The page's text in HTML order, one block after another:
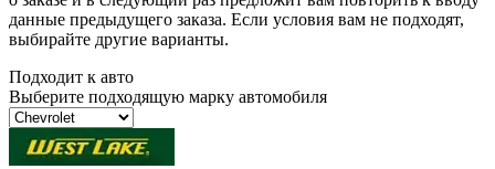
данные предыдущего заказа. Если условия вам не подходят,
выбирайте другие варианты.
Подходит к авто
Выберите подходящую марку автомобиля